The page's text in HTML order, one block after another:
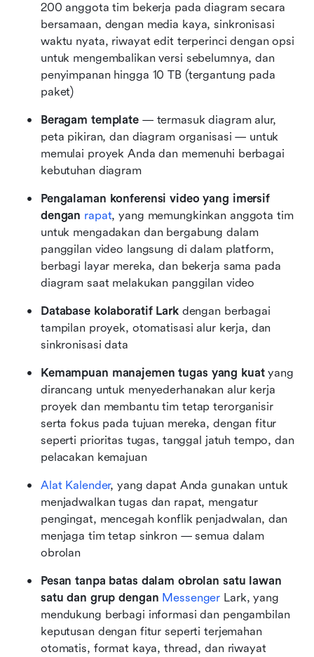
200 anggota tim bekerja pada diagram secara
bersamaan, dengan media kaya, sinkronisasi
waktu nyata, riwayat edit terperinci dengan opsi
untuk mengembalikan versi sebelumnya, dan
penyimpanan hingga 10 TB (tergantung pada
paket)
Beragam template — termasuk diagram alur,
peta pikiran, dan diagram organisasi — untuk
memulai proyek Anda dan memenuhi berbagai
kebutuhan diagram
Pengalaman konferensi video yang imersif
dengan rapat, yang memungkinkan anggota tim
untuk mengadakan dan bergabung dalam
panggilan video langsung di dalam platform,
berbagi layar mereka, dan bekerja sama pada
diagram saat melakukan panggilan video
Database kolaboratif Lark dengan berbagai
tampilan proyek, otomatisasi alur kerja, dan
sinkronisasi data
Kemampuan manajemen tugas yang kuat yang
dirancang untuk menyederhanakan alur kerja
proyek dan membantu tim tetap terorganisir
serta fokus pada tujuan mereka, dengan fitur
seperti prioritas tugas, tanggal jatuh tempo, dan
pelacakan kemajuan
Alat Kalender, yang dapat Anda gunakan untuk
menjadwalkan tugas dan rapat, mengatur
pengingat, mencegah konflik penjadwalan, dan
menjaga tim tetap sinkron — semua dalam
obrolan
Pesan tanpa batas dalam obrolan satu lawan
satu dan grup dengan Messenger Lark, yang
mendukung berbagi informasi dan pengambilan
keputusan dengan fitur seperti terjemahan
otomatis, format kaya, thread, dan riwayat